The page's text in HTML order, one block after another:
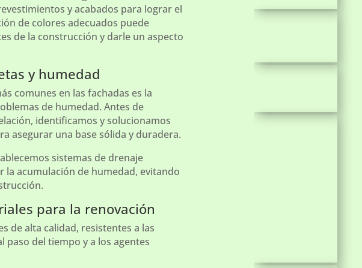
y acabados para lograr el
de colores adecuados puede
de la construcción y darle un aspecto
y humedad
comunes en las fachadas es la
de humedad. Antes de
identificamos y solucionamos
asegurar una base sólida y duradera.
sistemas de drenaje
la acumulación de humedad, evitando
para la renovación
de alta calidad, resistentes a las
paso del tiempo y a los agentes